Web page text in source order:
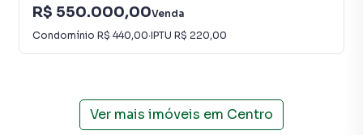
R$ 550.000,00Venda
Condomínio R$ 440,00·IPTU R$ 220,00
Ver mais imóveis em Centro